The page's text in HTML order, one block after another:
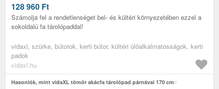
128 960 Ft
Számolja fel a rendetlenséget bel- és kültéri környezetében ezzel a
sokoldalú fa tárolópaddal!
vidaxl, szürke, bútorok, kerti bútor, kültéri ülőalkalmatosságok, kerti
padok
vidaxl.hu
Hasonlók, mint vidaXL tömör akácfa tárolópad párnával 170 cm